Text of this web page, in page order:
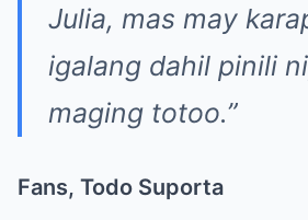
Julia, mas may
igalang dahil pinili
maging totoo.”
Fans, Todo Suporta